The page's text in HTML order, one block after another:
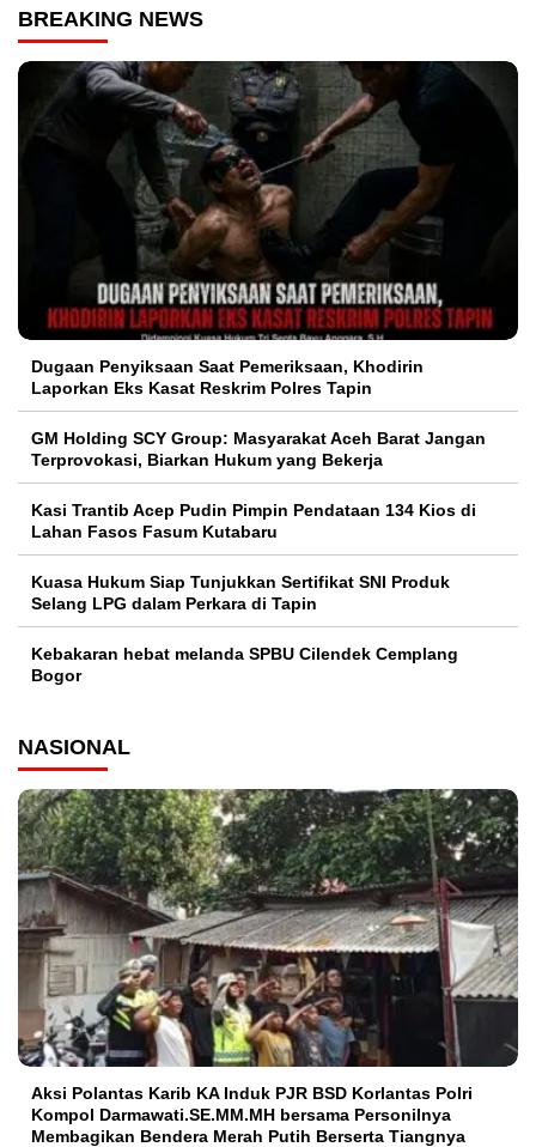
BREAKING NEWS
Dugaan Penyiksaan Saat Pemeriksaan, Khodirin
Laporkan Eks Kasat Reskrim Polres Tapin
GM Holding SCY Group: Masyarakat Aceh Barat Jangan
Terprovokasi, Biarkan Hukum yang Bekerja
Kasi Trantib Acep Pudin Pimpin Pendataan 134 Kios di
Lahan Fasos Fasum Kutabaru
Kuasa Hukum Siap Tunjukkan Sertifikat SNI Produk
Selang LPG dalam Perkara di Tapin
Kebakaran hebat melanda SPBU Cilendek Cemplang
Bogor
NASIONAL
Aksi Polantas Karib KA Induk PJR BSD Korlantas Polri
Kompol Darmawati.SE.MM.MH bersama Personilnya
Membagikan Bendera Merah Putih Berserta Tiangnya